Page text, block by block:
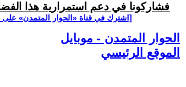
فشاركونا في دعم استمرارية هذا
[اشترك في قناة ‫«الحوار المتمدن» على
الحوار المتمدن - موبايل
الموقع الرئيسي